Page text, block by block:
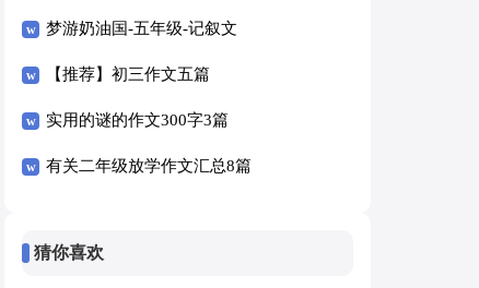
梦游奶油国-五年级-记叙文
【推荐】初三作文五篇
实用的谜的作文300字3篇
有关二年级放学作文汇总8篇
猜你喜欢